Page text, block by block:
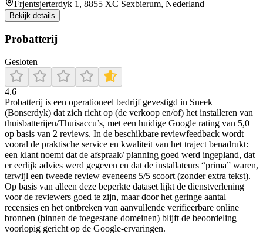
Frjentsjerterdyk 1, 8855 XC Sexbierum, Nederland
Bekijk details
Probatterij
Gesloten
4.6
Probatterij is een operationeel bedrijf gevestigd in Sneek
(Bonserdyk) dat zich richt op (de verkoop en/of) het installeren van
thuisbatterijen/Thuisaccu’s, met een huidige Google rating van 5,0
op basis van 2 reviews. In de beschikbare reviewfeedback wordt
vooral de praktische service en kwaliteit van het traject benadrukt:
een klant noemt dat de afspraak/ planning goed werd ingepland, dat
er eerlijk advies werd gegeven en dat de installateurs “prima” waren,
terwijl een tweede review eveneens 5/5 scoort (zonder extra tekst).
Op basis van alleen deze beperkte dataset lijkt de dienstverlening
voor de reviewers goed te zijn, maar door het geringe aantal
recensies en het ontbreken van aanvullende verifieerbare online
bronnen (binnen de toegestane domeinen) blijft de beoordeling
voorlopig gericht op de Google-ervaringen.